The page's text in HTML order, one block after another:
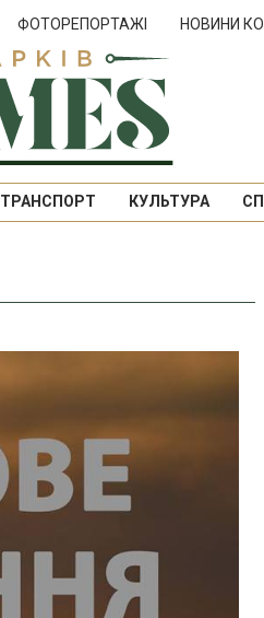
ФОТОРЕПОРТАЖІ НОВИНИ
ТРАНСПОРТ КУЛЬТУРА